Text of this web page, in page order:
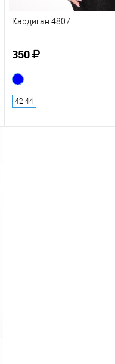
Кардиган 4807
350
42-44